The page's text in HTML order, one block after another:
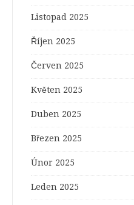
Listopad 2025
Říjen 2025
Červen 2025
Květen 2025
Duben 2025
Březen 2025
Únor 2025
Leden 2025